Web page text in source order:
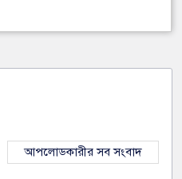
আপলোডকারীর সব সংবাদ